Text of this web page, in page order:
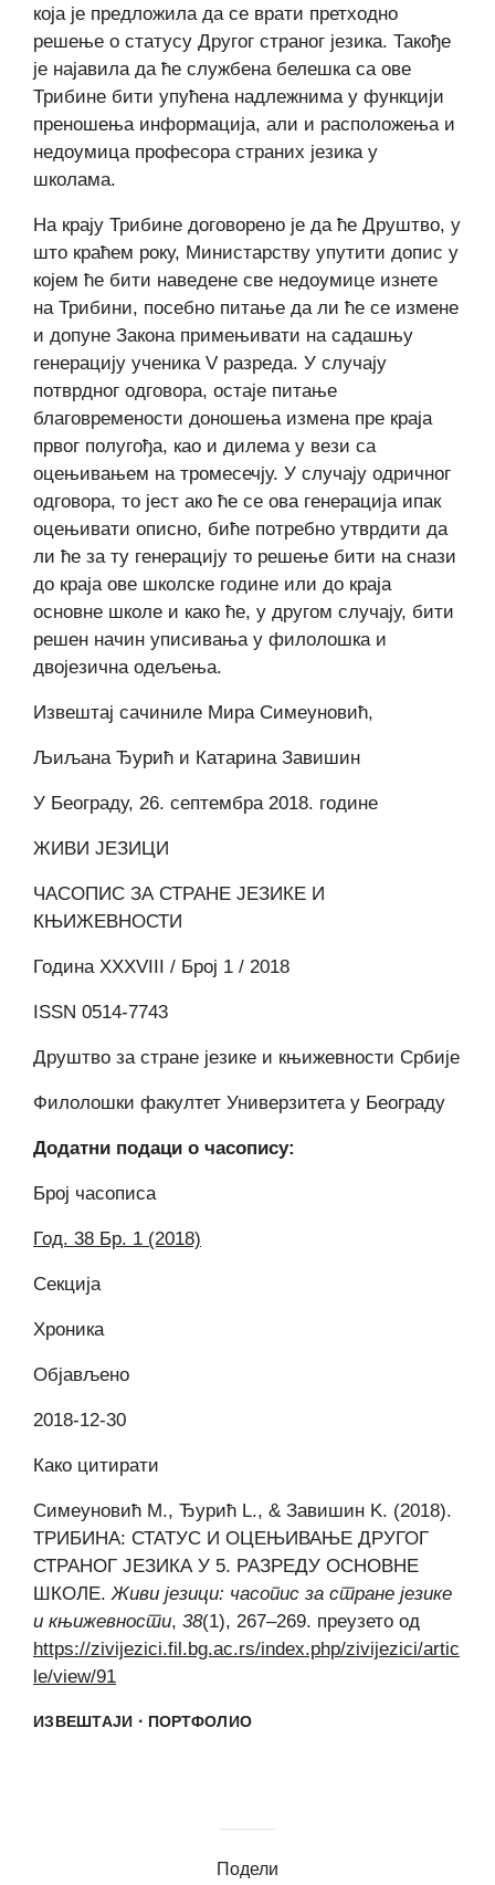
која је предложила да се врати претходно
решење о статусу Другог страног језика. Такође
је најавила да ће службена белешка са ове
Трибине бити упућена надлежнима у функцији
преношења информација, али и расположења и
недоумица професора страних језика у
школама.
На крају Трибине договорено је да ће Друштво, у
што краћем року, Министарству упутити допис у
којем ће бити наведене све недоумице изнете
на Трибини, посебно питање да ли ће се измене
и допуне Закона примењивати на садашњу
генерацију ученика V разреда. У случају
потврдног одговора, остаје питање
благовремености доношења измена пре краја
првог полугођа, као и дилема у вези са
оцењивањем на тромесечју. У случају одричног
одговора, то јест ако ће се ова генерација ипак
оцењивати описно, биће потребно утврдити да
ли ће за ту генерацију то решење бити на снази
до краја ове школске године или до краја
основне школе и како ће, у другом случају, бити
решен начин уписивања у филолошка и
двојезична одељења.
Извештај сачиниле Мира Симеуновић,
Љиљана Ђурић и Катарина Завишин
У Београду, 26. септембра 2018. године
ЖИВИ ЈЕЗИЦИ
ЧАСОПИС ЗА СТРАНЕ ЈЕЗИКЕ И
КЊИЖЕВНОСТИ
Година XXXVIII / Број 1 / 2018
ISSN 0514-7743
Друштво за стране језике и књижевности Србије
Филолошки факултет Универзитета у Београду
Додатни подаци о часопису:
Број часописа
Год. 38 Бр. 1 (2018)
Секција
Хроника
Објављено
2018-12-30
Како цитирати
Симеуновић M., Ђурић L., & Завишин K. (2018).
ТРИБИНА: СТАТУС И ОЦЕЊИВАЊЕ ДРУГОГ
СТРАНОГ ЈЕЗИКА У 5. РАЗРЕДУ ОСНОВНЕ
ШКОЛЕ. Живи језици: часопис за стране језике
и књижевности, 38(1), 267–269. преузето од
https://zivijezici.fil.bg.ac.rs/index.php/zivijezici/artic
le/view/91
ИЗВЕШТАЈИ · ПОРТФОЛИО
Подели